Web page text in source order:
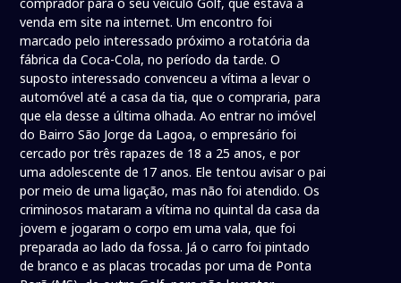
venda em site na internet. Um encontro foi
marcado pelo interessado próximo a rotatória da
fábrica da Coca-Cola, no período da tarde. O
suposto interessado convenceu a vítima a levar o
automóvel até a casa da tia, que o compraria, para
que ela desse a última olhada. Ao entrar no imóvel
do Bairro São Jorge da Lagoa, o empresário foi
cercado por três rapazes de 18 a 25 anos, e por
uma adolescente de 17 anos. Ele tentou avisar o pai
por meio de uma ligação, mas não foi atendido. Os
criminosos mataram a vítima no quintal da casa da
jovem e jogaram o corpo em uma vala, que foi
preparada ao lado da fossa. Já o carro foi pintado
de branco e as placas trocadas por uma de Ponta